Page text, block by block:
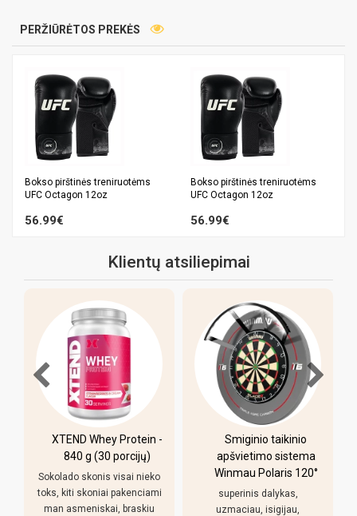
PERŽIŪRĖTOS PREKĖS
Bokso pirštinės treniruotėms
UFC Octagon 12oz
56.99€
Bokso pirštinės treniruotėms
UFC Octagon 12oz
56.99€
Klientų atsiliepimai
XTEND Whey Protein -
840 g (30 porcijų)
Sokolado skonis visai nieko
toks, kiti skoniai pakenciami
man asmeniskai, braskiu
Smiginio taikinio
apšvietimo sistema
Winmau Polaris 120°
superinis dalykas,
uzmaciau, isigijau,